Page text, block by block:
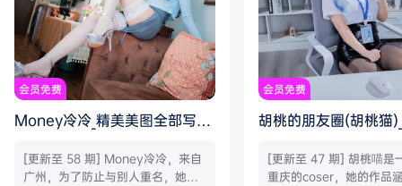
会员免费
Money冷冷_精美美图全部写真
[更新至 58 期] Money冷冷，来自
广州，为了防止与别人重名，她现
会员免费
胡桃的朋友圈(胡桃猫
[更新至 47 期] 胡桃喵是
重庆的coser，她的作品